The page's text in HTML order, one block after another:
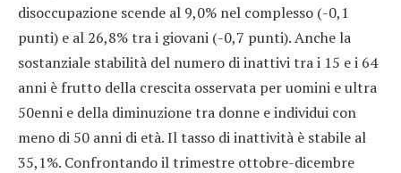
disoccupazione scende al 9,0% nel complesso (-0,1
punti) e al 26,8% tra i giovani (-0,7 punti). Anche la
sostanziale stabilità del numero di inattivi tra i 15 e i 64
anni è frutto della crescita osservata per uomini e ultra
50enni e della diminuzione tra donne e individui con
meno di 50 anni di età. Il tasso di inattività è stabile al
35,1%. Confrontando il trimestre ottobre-dicembre